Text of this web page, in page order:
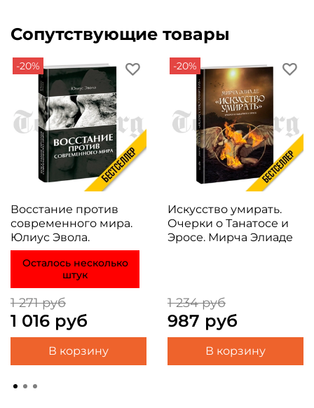
Сопутствующие товары
-20%
Восстание против
современного мира.
Юлиус Эвола.
Осталось несколько
штук
1 271 руб
1 016 руб
В корзину
-20%
Искусство умирать.
Очерки о Танатосе и
Эросе. Мирча Элиаде
1 234 руб
987 руб
В корзину